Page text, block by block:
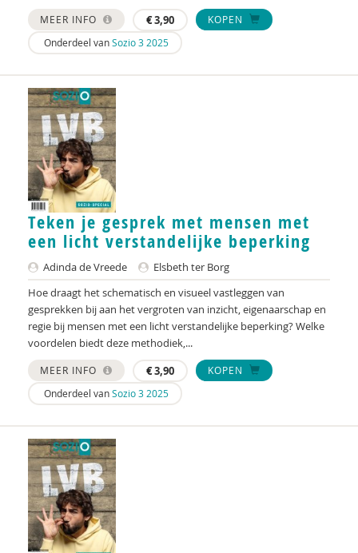
Sophie Buchel
Suzanne Bunnik
Angela Busto
Svenja Büttner
Jette C. van den Berg
Büsrâ K ca
Marieke Claes
René Clarijs
Esther Crombach
Anne Czyzewski
Nicky van Dam
Trudy Dankers
Sjouk de Boer
Astrid de Bue
Peter de Groot
MEER INFO €3,90
KOPEN
Onderdeel vanSozio 3 2025
Teken je gesprek met mensen met
een licht verstandelijke beperking
Adinda de Vreede
Elsbeth ter Borg
Hoe draagt het schematisch en visueel vastleggen van
gesprekken bij aan het vergroten van inzicht, eigenaarschap en
regie bij mensen met een licht verstandelijke beperking? Welke
voordelen biedt deze methodiek,...
MEER INFO €3,90
KOPEN
Onderdeel vanSozio 3 2025